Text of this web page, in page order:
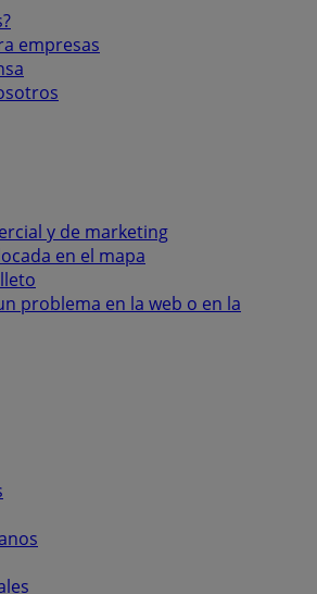
empresas
y de marketing
en el mapa
problema en la web o en la